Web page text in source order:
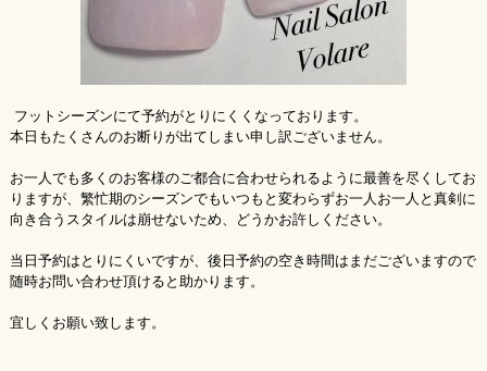
フットシーズンにて予約がとりにくくなっております。
本日もたくさんのお断りが出てしまい申し訳ございません。
お一人でも多くのお客様のご都合に合わせられるように最善を尽くしてお
りますが、繁忙期のシーズンでもいつもと変わらずお一人お一人と真剣に
向き合うスタイルは崩せないため、どうかお許しください。
当日予約はとりにくいですが、後日予約の空き時間はまだございますので
随時お問い合わせ頂けると助かります。
宜しくお願い致します。